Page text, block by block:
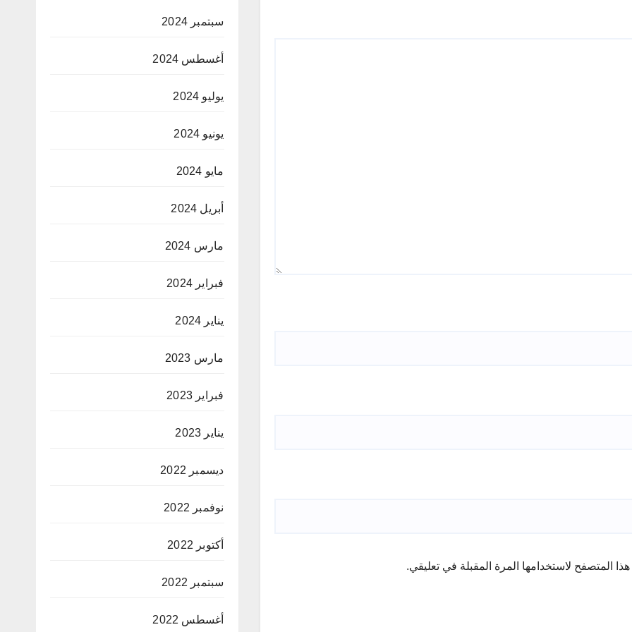
المتصفح لاستخدامها المرة المقبلة في تعليقي.
سبتمبر 2024
أغسطس 2024
يوليو 2024
يونيو 2024
مايو 2024
أبريل 2024
مارس 2024
فبراير 2024
يناير 2024
مارس 2023
فبراير 2023
يناير 2023
ديسمبر 2022
نوفمبر 2022
أكتوبر 2022
سبتمبر 2022
أغسطس 2022